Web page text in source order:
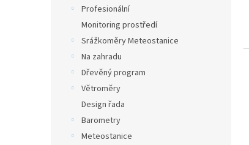
Profesionální
Monitoring prostředí
Srážkoměry Meteostanice
Na zahradu
Dřevěný program
Větroměry
Design řada
Barometry
Meteostanice